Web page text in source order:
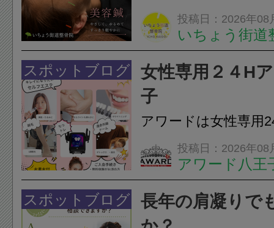
ありませんか？無意
は、顎の痛みや疲れ
フェイスラインの張
のこわばり・頭痛や
ながることがありま
投稿日：2026年08
いちょう街道
スポットブログ
女性専用２４H
子
アワードは女性専用
フエステを 思いっ
開催中
投稿日：2026年08
アワード八王
24時間ジム&
脱毛
スポットブログ
長年の肩凝りで